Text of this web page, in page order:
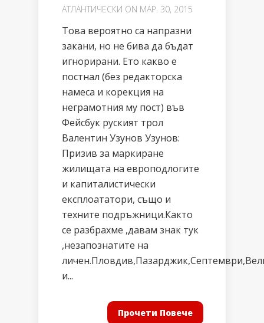
АТЛАНТИЧЕСКИ ON МАР. 30, 2015
Това вероятно са напразни
закани, но не бива да бъдат
игнорирани. Ето какво е
постнал (без редакторска
намеса и корекция на
неграмотния му пост) във
Фейсбук руският трол
Валентин Узунов Узунов:
Призив за маркиране
жилищата на европодлогите
и капиталистически
експлоататори, също и
техните подръжници.Както
се разбрахме ,давам знак тук
,незапознатите на
и...
Прочети Повече